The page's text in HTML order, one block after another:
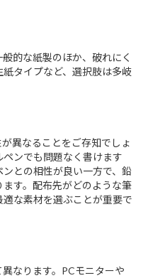
的な紙製のほか、破れにく
タイプなど、選択肢は多岐
異なることをご存知でしょ
ンでも問題なく書けます
との相性が良い一方で、鉛
す。配布先がどのような筆
な素材を選ぶことが重要で
なります。PCモニターや